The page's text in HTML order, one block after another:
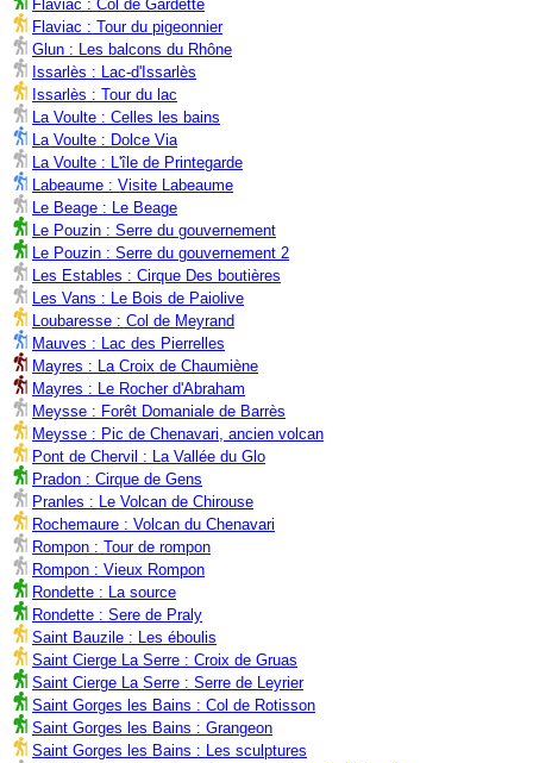
Flaviac : Col de Gardette
Flaviac : Tour du pigeonnier
Glun : Les balcons du Rhône
Issarlès : Lac-d'Issarlès
Issarlès : Tour du lac
La Voulte : Celles les bains
La Voulte : Dolce Via
La Voulte : L'île de Printegarde
Labeaume : Visite Labeaume
Le Beage : Le Beage
Le Pouzin : Serre du gouvernement
Le Pouzin : Serre du gouvernement 2
Les Estables : Cirque Des boutières
Les Vans : Le Bois de Paiolive
Loubaresse : Col de Meyrand
Mauves : Lac des Pierrelles
Mayres : La Croix de Chaumiène
Mayres : Le Rocher d'Abraham
Meysse : Forêt Domaniale de Barrès
Meysse : Pic de Chenavari, ancien volcan
Pont de Chervil : La Vallée du Glo
Pradon : Cirque de Gens
Pranles : Le Volcan de Chirouse
Rochemaure : Volcan du Chenavari
Rompon : Tour de rompon
Rompon : Vieux Rompon
Rondette : La source
Rondette : Sere de Praly
Saint Bauzile : Les éboulis
Saint Cierge La Serre : Croix de Gruas
Saint Cierge La Serre : Serre de Leyrier
Saint Gorges les Bains : Col de Rotisson
Saint Gorges les Bains : Grangeon
Saint Gorges les Bains : Les sculptures